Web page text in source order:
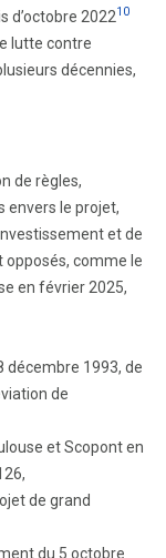
d’octobre 202210
lutte contre
décennies,
de règles,
envers le projet,
et de
opposés, comme le
en février 2025,
décembre 1993, de
de
et Scopont en
de grand
du 5 octobre